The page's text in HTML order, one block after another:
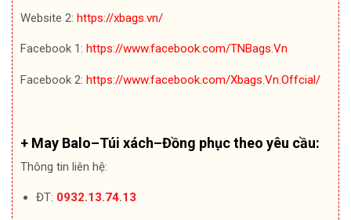
Website 2: https://xbags.vn/
Facebook 1: https://www.facebook.com/TNBags.Vn
Facebook 2: https://www.facebook.com/Xbags.Vn.Offcial/
+ May Balo–Túi xách–Đồng phục theo yêu cầu:
Thông tin liên hệ:
ĐT: 0932.13.74.13